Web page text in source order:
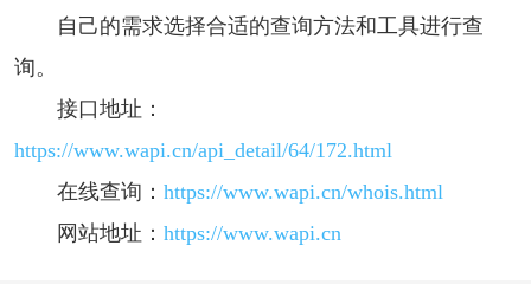
自己的需求选择合适的查询方法和工具进行查
询。
接口地址：
https://www.wapi.cn/api_detail/64/172.html
在线查询： https://www.wapi.cn/whois.html
网站地址： https://www.wapi.cn